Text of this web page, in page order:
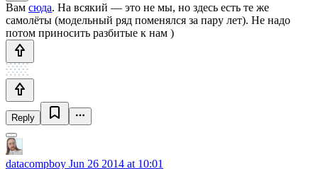
Вам сюда. На всякий — это не мы, но здесь есть те же
самолёты (модельный ряд поменялся за пару лет). Не надо
потом приносить разбитые к нам )
Reply
datacompboy Jun 26 2014 at 10:01